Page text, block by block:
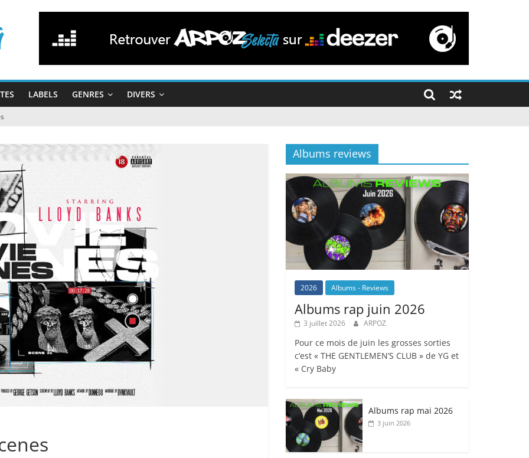
LABELS GENRES DIVERS
Albums reviews
2026 Albums - Reviews
Albums rap juin 2026
3 juillet 2026 ARPOZ
Pour ce mois de juin les grosses sorties
c’est « THE GENTLEMEN’S CLUB » de YG et
« Cry Baby
Albums rap mai 2026
3 juin 2026